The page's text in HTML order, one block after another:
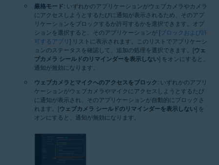
厳格モード: いずれかのアプリケーションがウェブカメラやカメラ
にアクセスしようとするたびに通知が表示されるため、そのアプ
リケーションをブロックするか許可するかを選択できます。 オプ
ションを選択すると、そのアプリケーションが [ ブロックおよび許
可するアプリ] リストに表示されます。このリストでアプリケーシ
ョンのステータスを確認して、追加の処理を選択できます。[ウェ
ブカメラ シールドのリマインダーを表示しない] をオンにすると、
通知が無効になります。
ウェブカメラとマイクへのアクセスをブロック: いずれかのアプリ
ケーションがウェブカメラやマイクにアクセスしようとするたび
に通知が表示され、そのアプリケーションが自動的にブロックさ
れます。 [ウェブカメラ シールドのリマインダーを表示しない] を
オンにすると、通知が無効になります。